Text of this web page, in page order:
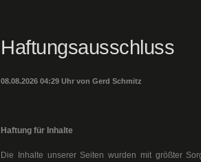
Haftungsausschluss
08.08.2026 04:29 Uhr von Gerd Schmitz
Haftung für Inhalte
Die Inhalte unserer Seiten wurden mit größter